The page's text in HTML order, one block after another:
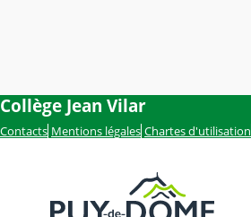
Collège Jean Vilar
Contacts Mentions légales Chartes d'utilisation